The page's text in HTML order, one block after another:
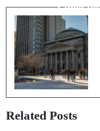
bien
Related Posts